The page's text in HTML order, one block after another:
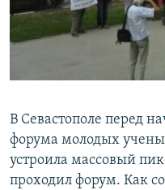
ПОБЕДИТЕЛЕЙ НЕ СУДЯТ?
КРЫМ.НЕПОКОРЕННЫЙ
ПРИСОЕДИНЯЙТЕСЬ!
Все сайты RFE/RL
В Севастополе перед
форума молодых
устроила массовый
проходил форум. Как